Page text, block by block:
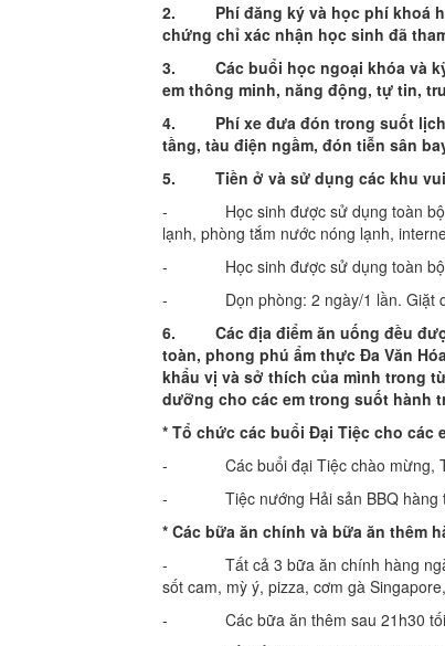
2. Phí đăng ký và học phí khoá
chứng chỉ xác nhận học sinh đã
3. Các buổi học ngoại khóa và
em thông minh, năng động, tự tin,
4. Phí xe đưa đón trong suốt
tầng, tàu điện ngầm, đón tiễn sân
5. Tiền ở và sử dụng các khu
- Học sinh được sử dụng toàn bộ
lạnh, phòng tắm nước nóng lạnh,
- Học sinh được sử dụng toàn bộ
- Dọn phòng: 2 ngày/1 lần. Giặt
6. Các địa điểm ăn uống đều
toàn, phong phú ẩm thực Đa Văn
khẩu vị và sở thích của mình trong
dưỡng cho các em trong suốt hành
* Tổ chức các buổi Đại Tiệc cho các
- Các buổi đại Tiệc chào mừng,
- Tiệc nướng Hải sản BBQ hàng
* Các bữa ăn chính và bữa ăn thêm
- Tất cả 3 bữa ăn chính hàng ngày:
sốt cam, mỳ ý, pizza, cơm gà
- Các bữa ăn thêm sau 21h30 tối